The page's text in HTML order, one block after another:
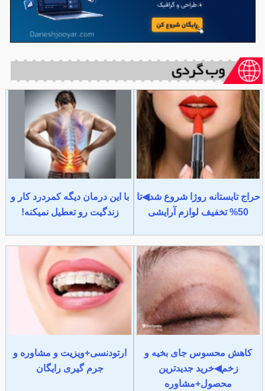
حراج تابستانه روژا شروع شد◀تا
50% تخفیف لوازم آرایشی
با این درمان دیگه کمردرد کار و
زندگیت رو تعطیل نمیکنه!
کاهش محسوس جای بخیه و
زخم◀خرید جدیدترین
محصول+مشاوره
ارتودنسی+ویزیت و مشاوره و
جرم گیری رایگان